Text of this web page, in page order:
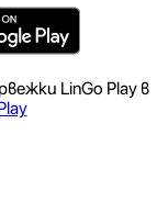
LinGo Play в